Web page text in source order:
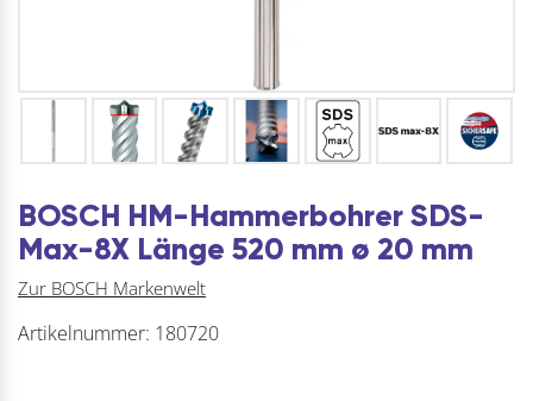
BOSCH HM-Hammerbohrer SDS-
Max-8X Länge 520 mm ø 20 mm
Zur BOSCH Markenwelt
Artikelnummer: 180720